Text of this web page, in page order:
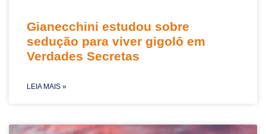
Gianecchini estudou sobre
sedução para viver gigolô em
Verdades Secretas
LEIA MAIS »